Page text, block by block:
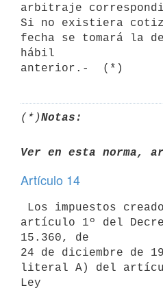
arbitraje
Si no existiera
fecha se tomará la
hábil
(*)Notas:
Ver en esta norma,
Artículo 14
artículo 1º del
15.360, de
24 de diciembre de
literal A) del
Ley